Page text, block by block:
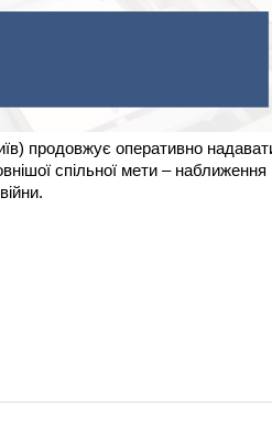
продовжує оперативно
спільної мети – наближення